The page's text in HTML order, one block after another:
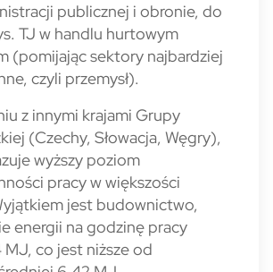
publicznej i obronie, do
TJ w handlu hurtowym
(pomijając sektory najbardziej
czyli przemysł).
z innymi krajami Grupy
(Czechy, Słowacja, Węgry),
wyż­szy poziom
pracy w większości
jest budownictwo,
energii na godzi­nę pracy
co jest niższe od